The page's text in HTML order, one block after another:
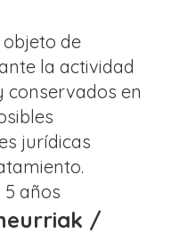
de
la actividad
conservados en
jurídicas
años
/